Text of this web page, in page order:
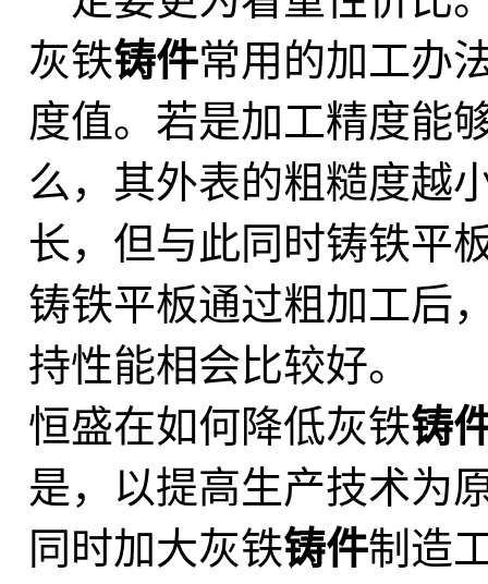
灰铁铸件常用的加工办
度值。若是加工精度能
么，其外表的粗糙度越
长，但与此同时铸铁平
铸铁平板通过粗加工后
持性能相会比较好。
恒盛在如何降低灰铁铸
是，以提高生产技术为
同时加大灰铁铸件制造